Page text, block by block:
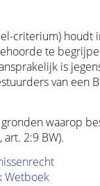
criterium) houdt
te
is
van een
waarop
2:9 BW).
Wetboek